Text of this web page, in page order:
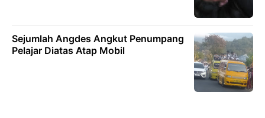
Sejumlah Angdes Angkut Penumpang
Pelajar Diatas Atap Mobil